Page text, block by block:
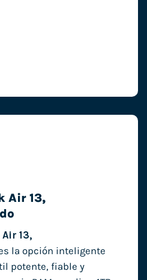
Air 13,
13,
la opción inteligente
potente, fiable y